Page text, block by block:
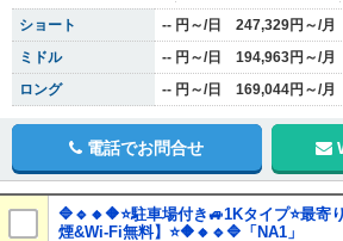
ショート
-- 円～/日 247,329円～/月
ミドル
-- 円～/日 194,963円～/月
ロング
-- 円～/日 169,044円～/月
電話でお問合せ
🔷🔹🔸🔶⭐駐車場付き🚙1Kタイプ⭐最寄
煙&Wi-Fi無料】⭐🔶🔸🔹🔷「NA1」